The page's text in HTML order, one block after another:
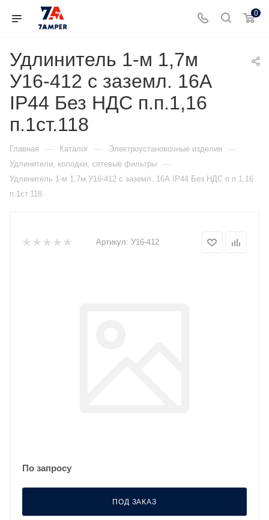
0
Удлинитель 1-м 1,7м
У16-412 с заземл. 16А
IP44 Без НДС п.п.1,16
п.1ст.118
Главная — Каталог — Электроустановочные изделия —
Удлинители, колодки, сетевые фильтры —
Удлинитель 1-м 1,7м У16-412 с заземл. 16А IP44 Без НДС п.п.1,16
п.1ст.118
Артикул: У16-412
По запросу
ПОД ЗАКАЗ